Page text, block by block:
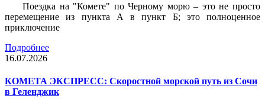
Поездка на "Комете" по Черному морю – это не просто
перемещение из пункта А в пункт Б; это полноценное
приключение
Подробнее
16.07.2026
КОМЕТА ЭКСПРЕСС: Скоростной морской путь из Сочи
в Геленджик